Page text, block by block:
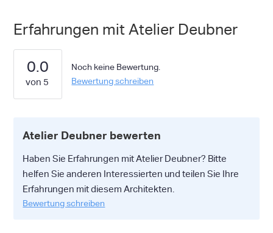
Erfahrungen mit Atelier Deubner
0.0
Noch keine Bewertung.
Bewertung schreiben
Atelier Deubner bewerten
Haben Sie Erfahrungen mit Atelier Deubner? Bitte
helfen Sie anderen Interessierten und teilen Sie Ihre
Erfahrungen mit diesem Architekten.
Bewertung schreiben